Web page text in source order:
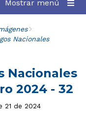
Mostrar menú
Nacionales
Nacionales
2024 - 32
21 de 2024